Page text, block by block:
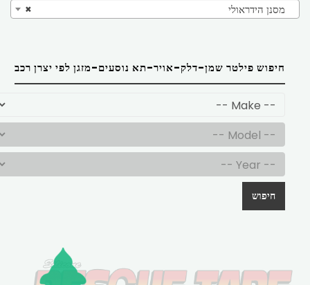
× מסנן הידראולי
חיפוש פילטר שמן-דלק-אויר-תא נוסעים-מזגן לפי יצרן רכב
חיפוש